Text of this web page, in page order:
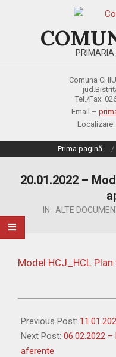
PRIMARIA
Comuna
Tel./Fax
Email –
Localizare:
Prima pagină
20.01.2022 –
IN: ALTE
Model HCJ_HCL
01-
20
Previous Post:
Next Post: 06.02.2022
aferente